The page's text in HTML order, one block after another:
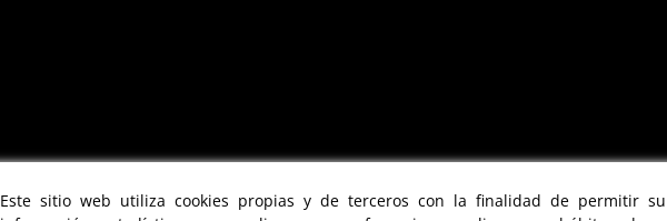
Este sitio web utiliza cookies propias y de terceros con la finalidad de permitir su